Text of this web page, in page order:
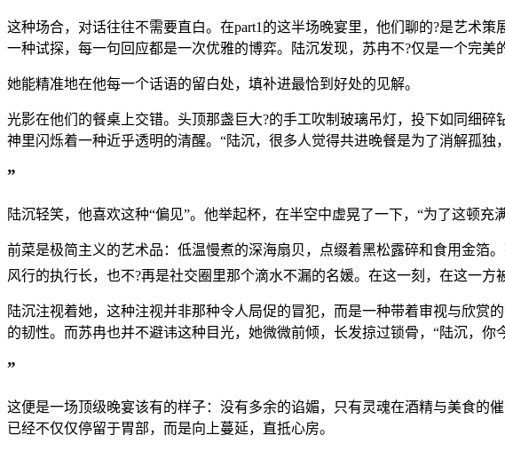
这种场合，对话往往不需要直白。在part1的这半场晚宴里，他们聊的?是艺术
一种试探，每一句回应都是一次优雅的博弈。陆沉发现，苏冉不?仅是一个完美
她能精准地在他每一个话语的留白处，填补进最恰到好处的见解。
光影在他们的餐桌上交错。头顶那盏巨大?的手工吹制玻璃吊灯，投下如同细
神里闪烁着一种近乎透明的清醒。“陆沉，很多人觉得共进晚餐是为了消解孤
”
陆沉轻笑，他喜欢这种“偏见”。他举起杯，在半空中虚晃了一下，“为了这顿
前菜是极简主义的艺术品：低温慢煮的深海扇贝，点缀着黑松露碎和食用金箔
风行的执行长，也不?再是社交圈里那个滴水不漏的名媛。在这一刻，在这一
陆沉注视着她，这种注视并非那种令人局促的冒犯，而是一种带着审视与欣赏
的韧性。而苏冉也并不避讳这种目光，她微微前倾，长发掠过锁骨，“陆沉，你
”
这便是一场顶级晚宴该有的样子：没有多余的谄媚，只有灵魂在酒精与美食的
已经不仅仅停留于胃部，而是向上蔓延，直抵心房。